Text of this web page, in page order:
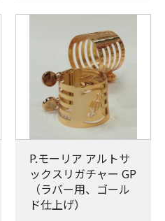
P.モーリア アルトサ
ックスリガチャー GP
（ラバー用、ゴール
ド仕上げ）